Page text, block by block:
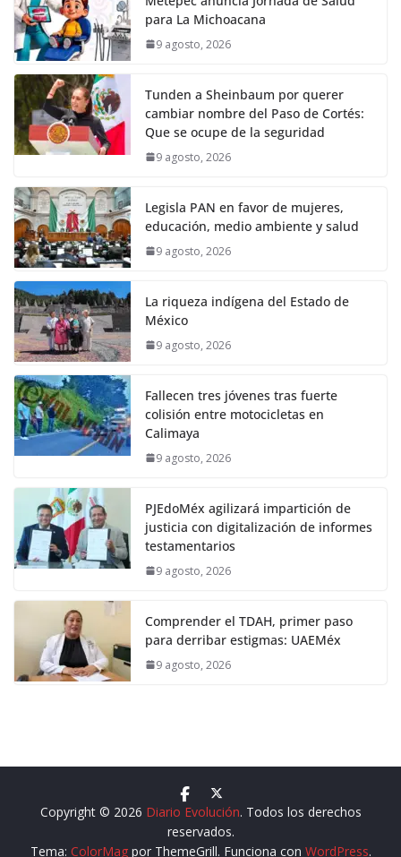
para La Michoacana
9 agosto, 2026
Tunden a Sheinbaum por querer
cambiar nombre del Paso de Cortés:
Que se ocupe de la seguridad
9 agosto, 2026
Legisla PAN en favor de mujeres,
educación, medio ambiente y salud
9 agosto, 2026
La riqueza indígena del Estado de
México
9 agosto, 2026
Fallecen tres jóvenes tras fuerte
colisión entre motocicletas en
Calimaya
9 agosto, 2026
PJEdoMéx agilizará impartición de
justicia con digitalización de informes
testamentarios
9 agosto, 2026
Comprender el TDAH, primer paso
para derribar estigmas: UAEMéx
9 agosto, 2026
Copyright © 2026 Diario Evolución. Todos los derechos
reservados.
Tema: ColorMagpor ThemeGrill. Funciona con WordPress.